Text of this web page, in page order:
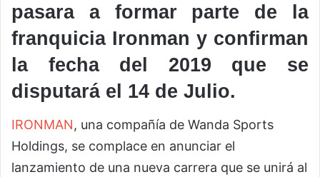
pasara a formar parte de la
franquicia Ironman y confirman
la fecha del 2019 que se
disputará el 14 de Julio.
IRONMAN, una compañía de Wanda Sports
Holdings, se complace en anunciar el
lanzamiento de una nueva carrera que se unirá al